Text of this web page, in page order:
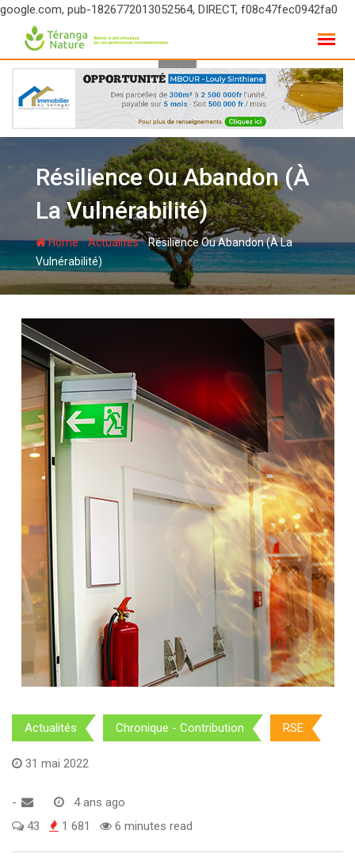
google.com, pub-1826772013052564, DIRECT, f08c47fec0942fa0
content
Résilience Ou Abandon (À
La Vulnérabilité)
Home-Actualités-Résilience Ou Abandon (À La
Vulnérabilité)
Actualités Chronique - Contribution RSE
31 mai 2022
-
4 ans ago
43
1 681 6 minutes read